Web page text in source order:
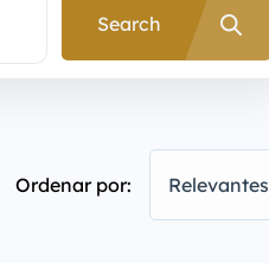
Search
Ordenar por: Relevantes